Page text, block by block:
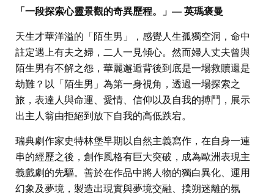
「一段探索心靈景觀的奇異歷程。」— 英瑪褒曼
天生才華洋溢的「陌生男」，感覺人生孤獨空洞，命中
註定遇上有夫之婦，二人一見傾心。然而婦人丈夫曾與
陌生男有不解之怨，華麗邂逅背後到底是一場救贖還是
劫難？以「陌生男」為第一身視角，透過一場探索之
旅，表達人與命運、愛情、信仰以及自我的搏鬥，展示
出主人翁由拒絕到放下自我的高低跌宕。
瑞典劇作家史特林堡早期以自然主義寫作，在自身一連
串的經歷之後，創作風格有巨大突破，成為歐洲表現主
義戲劇的先驅。善於在作品中將人物的獨白異化、運用
幻象及夢境，製造出現實與夢境交融、撲朔迷離的氛